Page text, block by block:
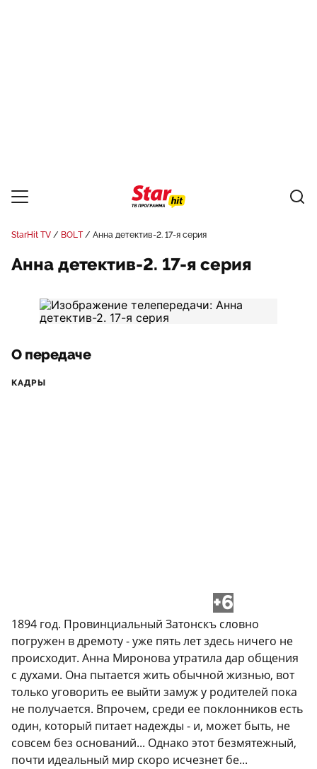
StarHit TV BOLT Анна детектив-2. 17-я серия
Анна детектив-2. 17-я серия
О передаче
КАДРЫ
+6
1894 год. Провинциальный Затонскъ словно
погружен в дремоту - уже пять лет здесь ничего не
происходит. Анна Миронова утратила дар общения
с духами. Она пытается жить обычной жизнью, вот
только уговорить ее выйти замуж у родителей пока
не получается. Впрочем, среди ее поклонников есть
один, который питает надежды - и, может быть, не
совсем без оснований... Однако этот безмятежный,
почти идеальный мир скоро исчезнет бе...